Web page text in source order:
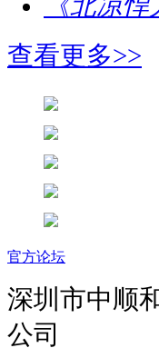
《北凉
查看更多>>
官方论坛
深圳市中顺
公司